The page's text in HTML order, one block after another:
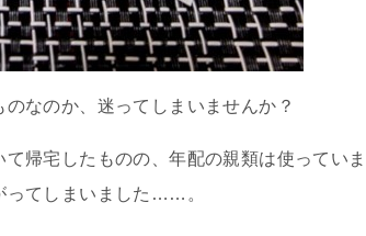
なのか、迷ってしまいませんか？
帰宅したものの、年配の親類は使っていま
ってしまいました……。